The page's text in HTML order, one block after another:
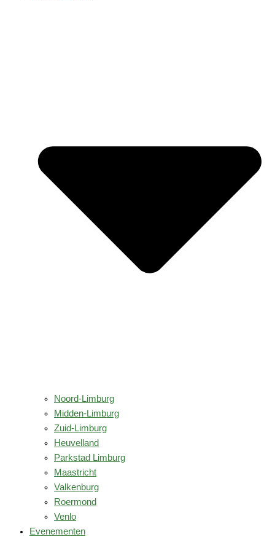
Noord-Limburg
Midden-Limburg
Zuid-Limburg
Heuvelland
Parkstad Limburg
Maastricht
Valkenburg
Roermond
Venlo
Evenementen